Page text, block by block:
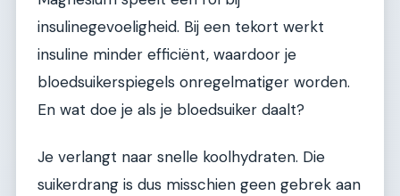
insulinegevoeligheid. Bij een tekort werkt
insuline minder efficiënt, waardoor je
bloedsuikerspiegels onregelmatiger worden.
En wat doe je als je bloedsuiker daalt?
Je verlangt naar snelle koolhydraten. Die
suikerdrang is dus misschien geen gebrek aan